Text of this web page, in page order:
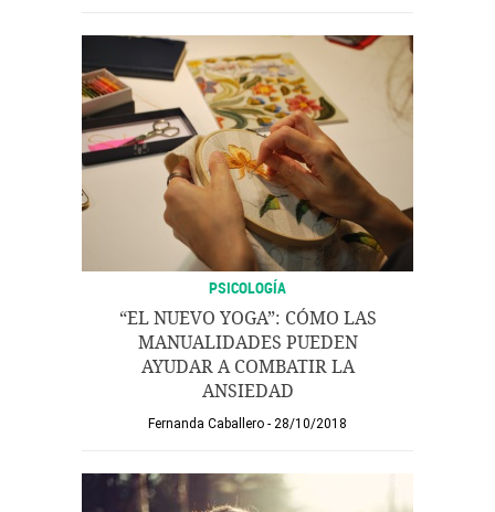
PSICOLOGÍA
“EL NUEVO YOGA”: CÓMO LAS
MANUALIDADES PUEDEN
AYUDAR A COMBATIR LA
ANSIEDAD
Fernanda Caballero 28/10/2018